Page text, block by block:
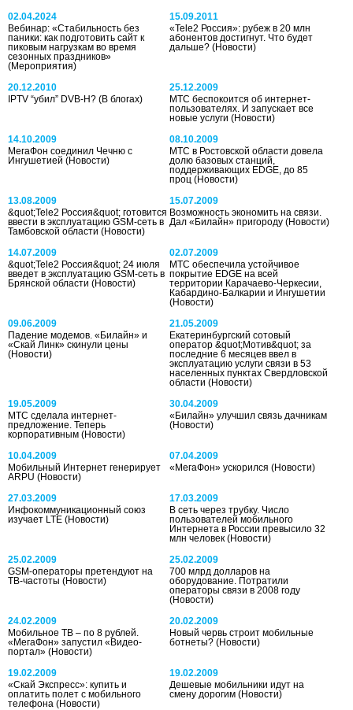
02.04.2024
Вебинар: «Стабильность без
паники: как подготовить сайт к
пиковым нагрузкам во время
сезонных праздников»
(Мероприятия)
15.09.2011
«Tele2 Россия»: рубеж в 20 млн
абонентов достигнут. Что будет
дальше?(Новости)
20.12.2010
IPTV “убил” DVB-H? (В блогах)
25.12.2009
МТС беспокоится об интернет-
пользователях. И запускает все
новые услуги(Новости)
14.10.2009
МегаФон соединил Чечню с
Ингушетией (Новости)
08.10.2009
МТС в Ростовской области довела
долю базовых станций,
поддерживающих EDGE, до 85
проц(Новости)
13.08.2009
&quot;Tele2 Россия&quot; готовится
ввести в эксплуатацию GSM-сеть в
Тамбовской области (Новости)
15.07.2009
Возможность экономить на связи.
Дал «Билайн» пригороду(Новости)
14.07.2009
&quot;Tele2 Россия&quot; 24 июля
введет в эксплуатацию GSM-сеть в
Брянской области (Новости)
02.07.2009
МТС обеспечила устойчивое
покрытие EDGE на всей
территории Карачаево-Черкесии,
Кабардино-Балкарии и Ингушетии
(Новости)
09.06.2009
Падение модемов. «Билайн» и
«Скай Линк» скинули цены
(Новости)
21.05.2009
Екатеринбургский сотовый
оператор &quot;Мотив&quot; за
последние 6 месяцев ввел в
эксплуатацию услуги связи в 53
населенных пунктах Свердловской
области(Новости)
19.05.2009
МТС сделала интернет-
предложение. Теперь
корпоративным (Новости)
30.04.2009
«Билайн» улучшил связь дачникам
(Новости)
10.04.2009
Мобильный Интернет генерирует
ARPU (Новости)
07.04.2009
«МегаФон» ускорился(Новости)
27.03.2009
Инфокоммуникационный союз
изучает LTE (Новости)
17.03.2009
В сеть через трубку. Число
пользователей мобильного
Интернета в России превысило 32
млн человек(Новости)
25.02.2009
GSM-операторы претендуют на
ТВ-частоты (Новости)
25.02.2009
700 млрд долларов на
оборудование. Потратили
операторы связи в 2008 году
(Новости)
24.02.2009
Мобильное ТВ – по 8 рублей.
«МегаФон» запустил «Видео-
портал» (Новости)
20.02.2009
Новый червь строит мобильные
ботнеты?(Новости)
19.02.2009
«Скай Экспресс»: купить и
оплатить полет с мобильного
телефона (Новости)
19.02.2009
Дешевые мобильники идут на
смену дорогим(Новости)